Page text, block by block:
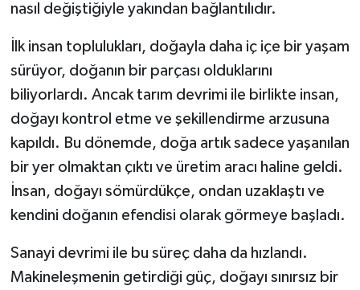
nasıl değiştiğiyle yakından bağlantılıdır.
İlk insan toplulukları, doğayla daha iç içe bir yaşam
sürüyor, doğanın bir parçası olduklarını
biliyorlardı. Ancak tarım devrimi ile birlikte insan,
doğayı kontrol etme ve şekillendirme arzusuna
kapıldı. Bu dönemde, doğa artık sadece yaşanılan
bir yer olmaktan çıktı ve üretim aracı haline geldi.
İnsan, doğayı sömürdükçe, ondan uzaklaştı ve
kendini doğanın efendisi olarak görmeye başladı.
Sanayi devrimi ile bu süreç daha da hızlandı.
Makineleşmenin getirdiği güç, doğayı sınırsız bir